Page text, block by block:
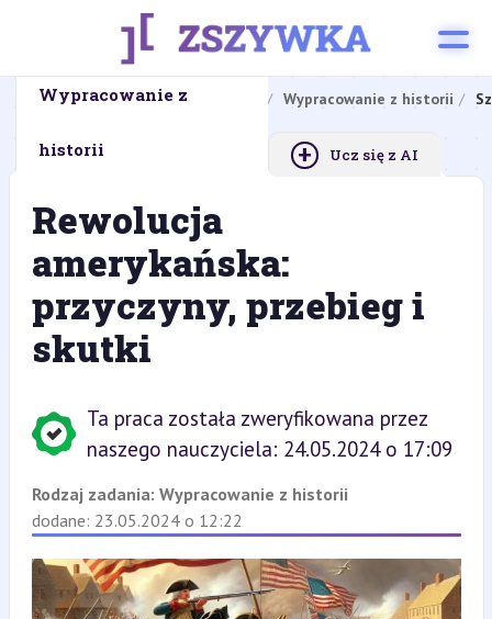
Strona główna Zadania domowe Wypracowanie z historii
Wypracowanie z
historii + Ucz się z AI
Rewolucja
amerykańska:
przyczyny, przebieg i
skutki
Ta praca została zweryfikowana przez
naszego nauczyciela: 24.05.2024 o 17:09
Rodzaj zadania: Wypracowanie z historii
dodane: 23.05.2024 o 12:22